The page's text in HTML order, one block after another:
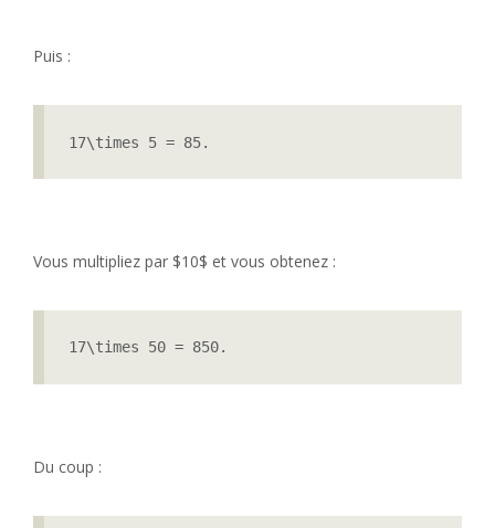
Puis :
17\times 5 = 85.
Vous multipliez par $10$ et vous obtenez :
17\times 50 = 850.
Du coup :